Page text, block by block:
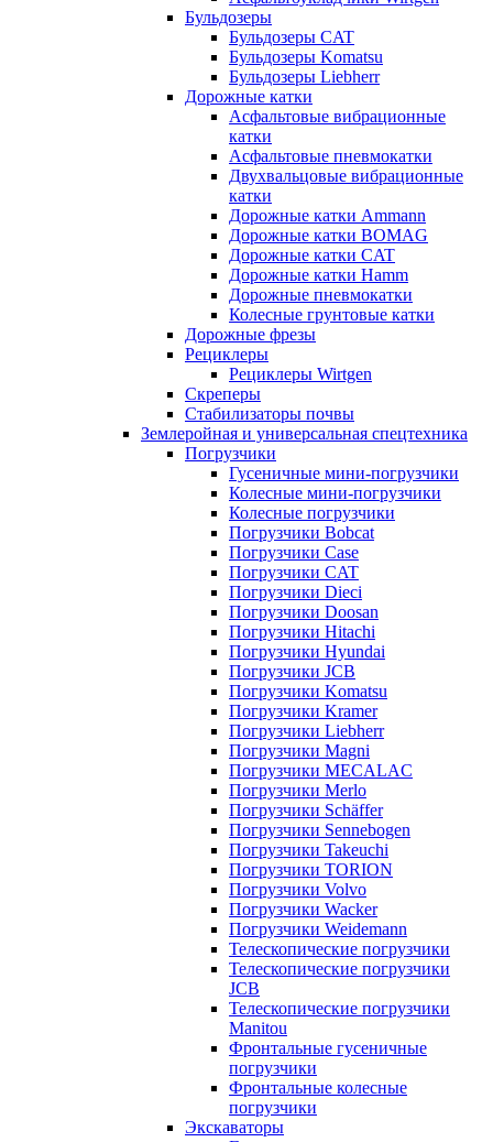
Бульдозеры
Бульдозеры CAT
Бульдозеры Komatsu
Бульдозеры Liebherr
Дорожные катки
Асфальтовые вибрационные
катки
Асфальтовые пневмокатки
Двухвальцовые вибрационные
катки
Дорожные катки Ammann
Дорожные катки BOMAG
Дорожные катки CAT
Дорожные катки Hamm
Дорожные пневмокатки
Колесные грунтовые катки
Дорожные фрезы
Рециклеры
Рециклеры Wirtgen
Скреперы
Стабилизаторы почвы
Землеройная и универсальная спецтехника
Погрузчики
Гусеничные мини-погрузчики
Колесные мини-погрузчики
Колесные погрузчики
Погрузчики Bobcat
Погрузчики Case
Погрузчики CAT
Погрузчики Dieci
Погрузчики Doosan
Погрузчики Hitachi
Погрузчики Hyundai
Погрузчики JCB
Погрузчики Komatsu
Погрузчики Kramer
Погрузчики Liebherr
Погрузчики Magni
Погрузчики MECALAC
Погрузчики Merlo
Погрузчики Schäffer
Погрузчики Sennebogen
Погрузчики Takeuchi
Погрузчики TORION
Погрузчики Volvo
Погрузчики Wacker
Погрузчики Weidemann
Телескопические погрузчики
Телескопические погрузчики
JCB
Телескопические погрузчики
Manitou
Фронтальные гусеничные
погрузчики
Фронтальные колесные
погрузчики
Экскаваторы